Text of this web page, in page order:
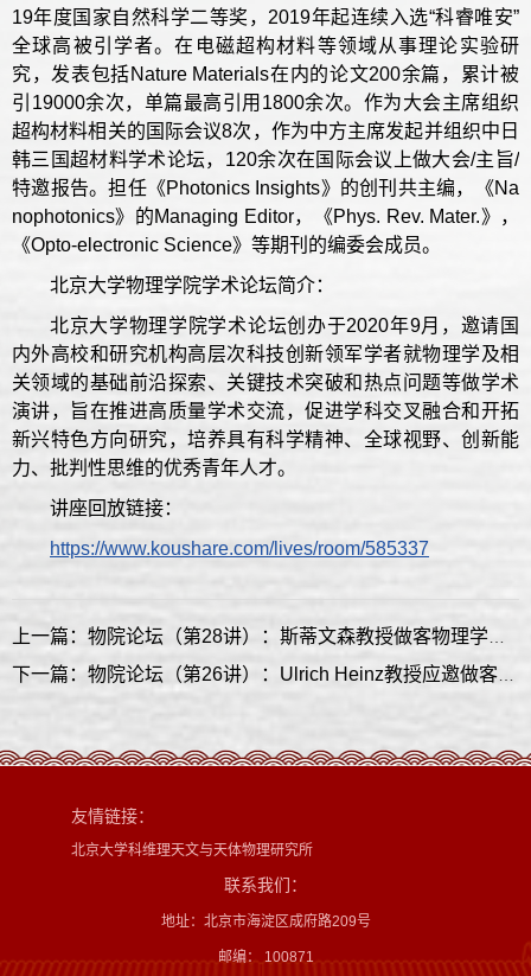
19年度国家自然科学二等奖，2019年起连续入选“科睿唯安”
全球高被引学者。在电磁超构材料等领域从事理论实验研
究，发表包括Nature Materials在内的论文200余篇，累计被
引19000余次，单篇最高引用1800余次。作为大会主席组织
超构材料相关的国际会议8次，作为中方主席发起并组织中日
韩三国超材料学术论坛，120余次在国际会议上做大会/主旨/
特邀报告。担任《Photonics Insights》的创刊共主编，《Na
nophotonics》的Managing Editor，《Phys. Rev. Mater.》，
《Opto-electronic Science》等期刊的编委会成员。
北京大学物理学院学术论坛简介：
北京大学物理学院学术论坛创办于2020年9月，邀请国
内外高校和研究机构高层次科技创新领军学者就物理学及相
关领域的基础前沿探索、关键技术突破和热点问题等做学术
演讲，旨在推进高质量学术交流，促进学科交叉融合和开拓
新兴特色方向研究，培养具有科学精神、全球视野、创新能
力、批判性思维的优秀青年人才。
讲座回放链接：
https://www.koushare.com/lives/room/585337
友情链接：
北京大学科维理天文与天体物理研究所
联系我们：
地址：北京市海淀区成府路209号
邮编： 100871